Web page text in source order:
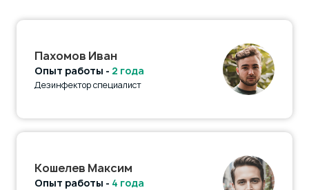
Пахомов Иван
Опыт работы - 2 года
Дезинфектор специалист
Кошелев Максим
Опыт работы - 4 года